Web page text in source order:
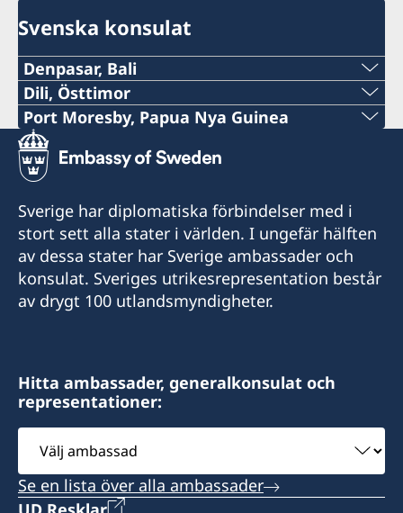
Svenska konsulat
Denpasar, Bali
Telefon:
+62-361-282 223
Mobiltelefon:
+62822 6699 6429
E-post:
swedishconsulatebali@gmail.com
Jl. Segara Ayu, Sanur,
Denpasar 80228
Besökstid:
måndag till fredag,
kl. 10.00 – 13.00, 14.00 – 15.00
Dili, Östtimor
Telefon Timor:
+670 777 05556
+351 925 344 114
E-post:
mms@mdslegal.tl
Timor-Leste
Honorärkonsul
Port Moresby, Papua Nya Guinea
Telefon:
+675 325 5411
E-post:
pngsweden@brianbell.com.pg
Level 2, Brian Bell Plaza
Honorärkonsul
Ian Clough
Sverige har diplomatiska förbindelser med i
stort sett alla stater i världen. I ungefär hälften
av dessa stater har Sverige ambassader och
konsulat. Sveriges utrikesrepresentation består
av drygt 100 utlandsmyndigheter.
Hitta ambassader, generalkonsulat och
representationer:
Välj
ambassad
Se en lista över alla ambassader